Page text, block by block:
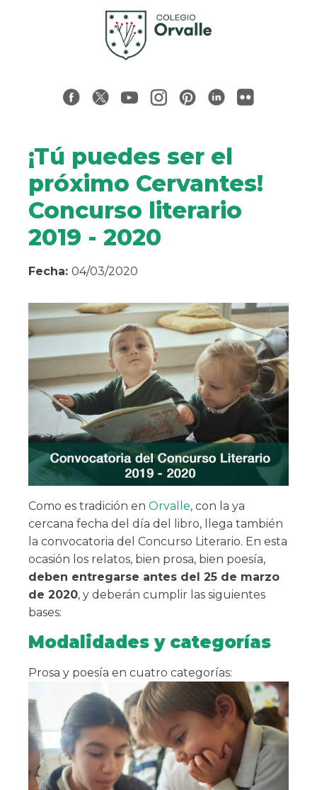
¡Tú puedes ser el
próximo Cervantes!
Concurso literario
2019 - 2020
Fecha: 04/03/2020
Como es tradición en Orvalle, con la ya
cercana fecha del día del libro, llega también
la convocatoria del Concurso Literario. En esta
ocasión los relatos, bien prosa, bien poesía,
deben entregarse antes del 25 de marzo
de 2020, y deberán cumplir las siguientes
bases:
Modalidades y categorías
Prosa y poesía en cuatro categorías: